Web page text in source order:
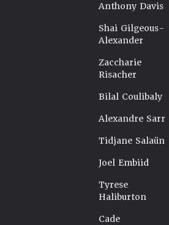
Anthony Davis
Shai Gilgeous-
Alexander
Zaccharie
Risacher
Bilal Coulibaly
Alexandre Sarr
Tidjane Salaün
Joel Embiid
Tyrese
Haliburton
Cade